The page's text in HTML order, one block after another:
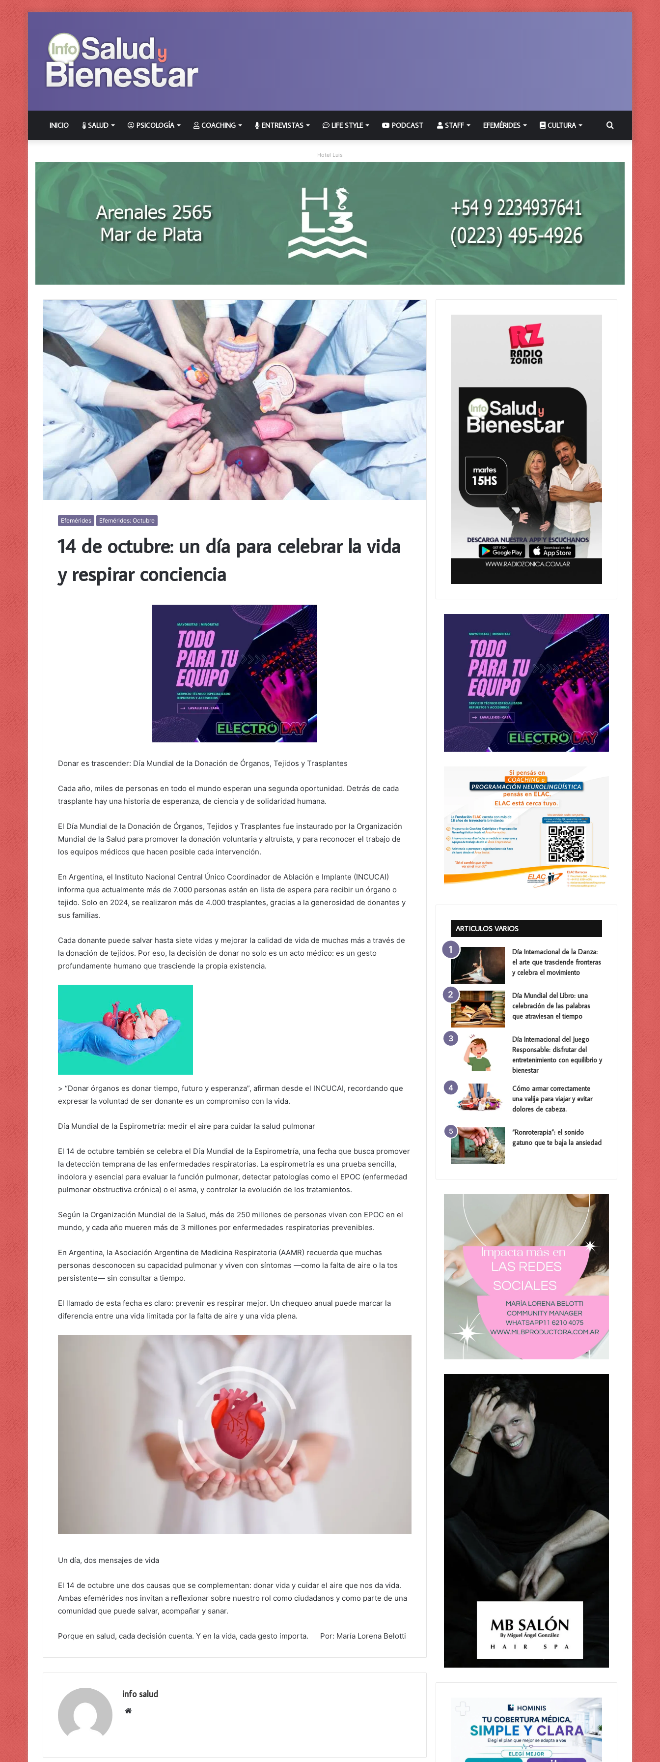
INICIO SALUD PSICOLOGÍA COACHING ENTREVISTAS LIFE STYLE PODCAST STAFF EFEMÉRIDES CULTURA Buscar
Hotel Luis
Efemérides Efemérides: Octubre
14 de octubre: un día para celebrar la vida
y respirar conciencia
Donar es trascender: Día Mundial de la Donación de Órganos, Tejidos y Trasplantes
Cada año, miles de personas en todo el mundo esperan una segunda oportunidad. Detrás de cada
trasplante hay una historia de esperanza, de ciencia y de solidaridad humana.
El Día Mundial de la Donación de Órganos, Tejidos y Trasplantes fue instaurado por la Organización
Mundial de la Salud para promover la donación voluntaria y altruista, y para reconocer el trabajo de
los equipos médicos que hacen posible cada intervención.
En Argentina, el Instituto Nacional Central Único Coordinador de Ablación e Implante (INCUCAI)
informa que actualmente más de 7.000 personas están en lista de espera para recibir un órgano o
tejido. Solo en 2024, se realizaron más de 4.000 trasplantes, gracias a la generosidad de donantes y
sus familias.
Cada donante puede salvar hasta siete vidas y mejorar la calidad de vida de muchas más a través de
la donación de tejidos. Por eso, la decisión de donar no solo es un acto médico: es un gesto
profundamente humano que trasciende la propia existencia.
> “Donar órganos es donar tiempo, futuro y esperanza”, afirman desde el INCUCAI, recordando que
expresar la voluntad de ser donante es un compromiso con la vida.
Día Mundial de la Espirometría: medir el aire para cuidar la salud pulmonar
El 14 de octubre también se celebra el Día Mundial de la Espirometría, una fecha que busca promover
la detección temprana de las enfermedades respiratorias. La espirometría es una prueba sencilla,
indolora y esencial para evaluar la función pulmonar, detectar patologías como el EPOC (enfermedad
pulmonar obstructiva crónica) o el asma, y controlar la evolución de los tratamientos.
Según la Organización Mundial de la Salud, más de 250 millones de personas viven con EPOC en el
mundo, y cada año mueren más de 3 millones por enfermedades respiratorias prevenibles.
En Argentina, la Asociación Argentina de Medicina Respiratoria (AAMR) recuerda que muchas
personas desconocen su capacidad pulmonar y viven con síntomas —como la falta de aire o la tos
persistente— sin consultar a tiempo.
El llamado de esta fecha es claro: prevenir es respirar mejor. Un chequeo anual puede marcar la
diferencia entre una vida limitada por la falta de aire y una vida plena.
Un día, dos mensajes de vida
El 14 de octubre une dos causas que se complementan: donar vida y cuidar el aire que nos da vida.
Ambas efemérides nos invitan a reflexionar sobre nuestro rol como ciudadanos y como parte de una
comunidad que puede salvar, acompañar y sanar.
Porque en salud, cada decisión cuenta. Y en la vida, cada gesto importa. Por: María Lorena Belotti
info salud
Sitio
ARTICULOS VARIOS
Día Internacional de la Danza:
el arte que trasciende fronteras
y celebra el movimiento
Día Mundial del Libro: una
celebración de las palabras
que atraviesan el tiempo
Día Internacional del Juego
Responsable: disfrutar del
entretenimiento con equilibrio y
bienestar
Cómo armar correctamente
una valija para viajar y evitar
dolores de cabeza.
“Ronroterapia”: el sonido
gatuno que te baja la ansiedad